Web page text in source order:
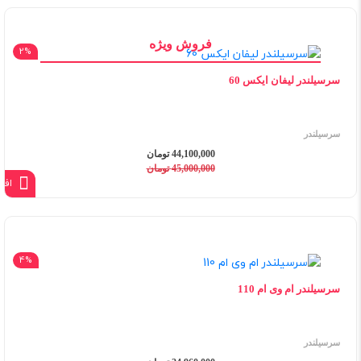
فروش ویژه 2%
سرسیلندر لیفان ایکس 60
سرسیلندر
44,100,000 تومان
45,000,000 تومان
4%
سرسیلندر ام وی ام 110
سرسیلندر